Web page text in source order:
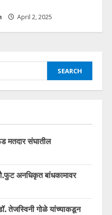
April 2, 2025
मतदार संघातील
अनधिकृत बांधकामावर
तेजस्विनी गोळे यांच्याकडून